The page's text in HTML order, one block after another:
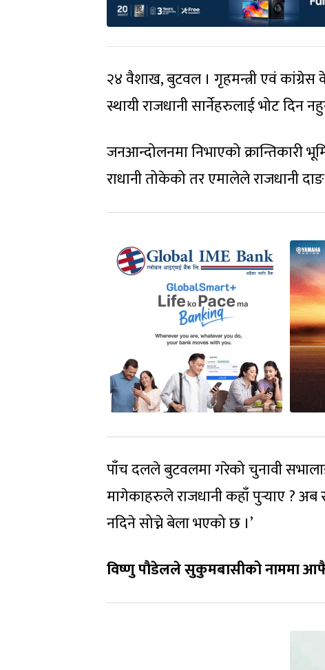
२४ वैशाख, बुटवल । गृहमन्त्री एवं
स्थायी राजधानी सार्नेहरुलाई भोट दिन
जनआन्दोलनमा निभाएको क्रान्तिकारी
राधानी तोकेको तर एमालेले राजधानी
पाँच दलले बुटवलमा गरेको चुनावी
मागेकाहरुले राजधानी कहाँ पुर्‍याए ? अब
नदिने सोच्ने बेला भएको छ ।’
विष्णु पौडेलले सुकुमबासीको नाममा